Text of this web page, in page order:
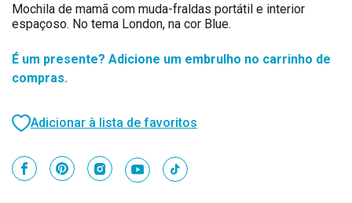
Mochila de mamã com muda-fraldas portátil e interior
espaçoso. No tema London, na cor Blue.
É um presente? Adicione um embrulho no carrinho de
compras.
Adicionar à lista de favoritos